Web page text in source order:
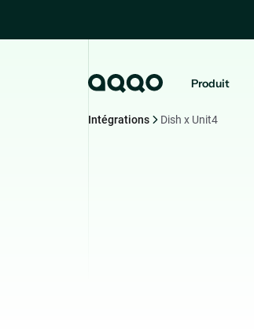
Produit
Intégrations Dish x Unit4